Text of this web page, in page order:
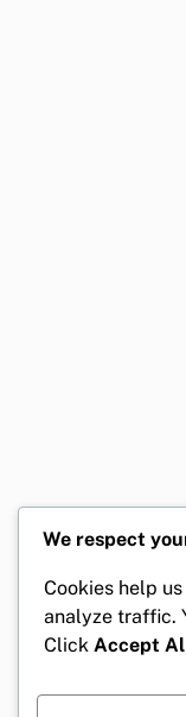
We respect
Cookies help
analyze traffic.
Click Accept